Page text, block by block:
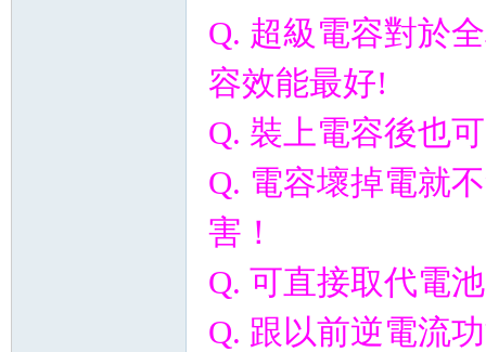
Q. 超級電容對於
容效能最好!
Q. 裝上電容後也
Q. 電容壞掉電就
害！
Q. 可直接取代電
Q. 跟以前逆電流